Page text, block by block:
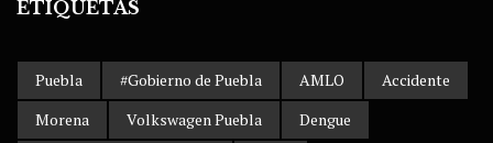
ETIQUETAS
Puebla #Gobierno de Puebla AMLO
Accidente
Morena
Volkswagen Puebla Dengue